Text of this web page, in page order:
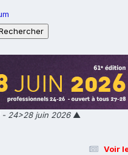
- 24>28 juin 2026▲
Voir